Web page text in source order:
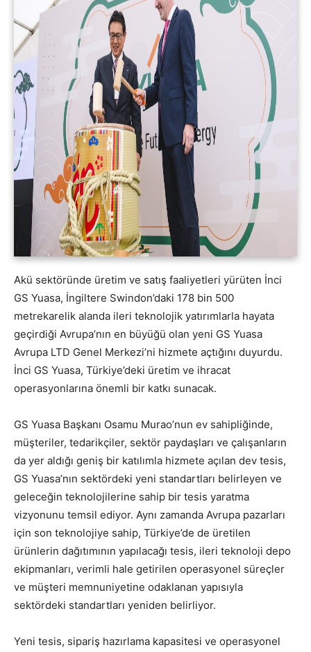
Akü sektöründe üretim ve satış faaliyetleri yürüten İnci
GS Yuasa, İngiltere Swindon’daki 178 bin 500
metrekarelik alanda ileri teknolojik yatırımlarla hayata
geçirdiği Avrupa’nın en büyüğü olan yeni GS Yuasa
Avrupa LTD Genel Merkezi’ni hizmete açtığını duyurdu.
İnci GS Yuasa, Türkiye’deki üretim ve ihracat
operasyonlarına önemli bir katkı sunacak.
GS Yuasa Başkanı Osamu Murao’nun ev sahipliğinde,
müşteriler, tedarikçiler, sektör paydaşları ve çalışanların
da yer aldığı geniş bir katılımla hizmete açılan dev tesis,
GS Yuasa’nın sektördeki yeni standartları belirleyen ve
geleceğin teknolojilerine sahip bir tesis yaratma
vizyonunu temsil ediyor. Aynı zamanda Avrupa pazarları
için son teknolojiye sahip, Türkiye’de de üretilen
ürünlerin dağıtımının yapılacağı tesis, ileri teknoloji depo
ekipmanları, verimli hale getirilen operasyonel süreçler
ve müşteri memnuniyetine odaklanan yapısıyla
sektördeki standartları yeniden belirliyor.
Yeni tesis, sipariş hazırlama kapasitesi ve operasyonel